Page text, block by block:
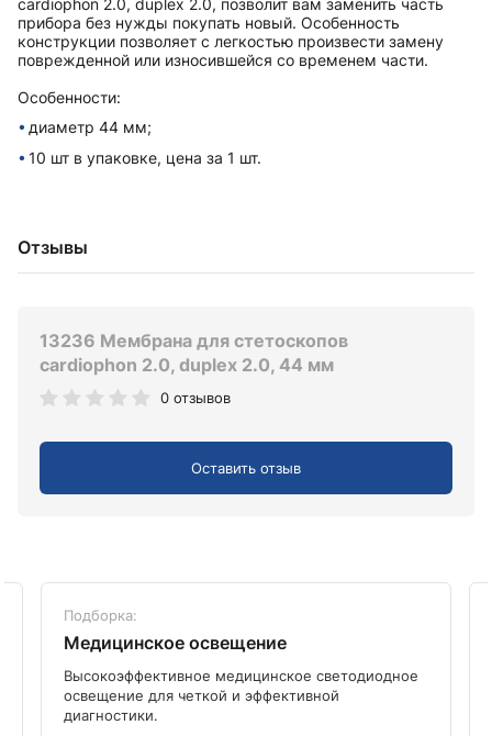
cardiophon 2.0, duplex 2.0, позволит вам заменить часть
прибора без нужды покупать новый. Особенность
конструкции позволяет с легкостью произвести замену
поврежденной или износившейся со временем части.
Особенности:
диаметр 44 мм;
10 шт в упаковке, цена за 1 шт.
Отзывы
13236 Мембрана для стетоскопов
cardiophon 2.0, duplex 2.0, 44 мм
0 отзывов
Оставить отзыв
Подборка:
Медицинское освещение
Высокоэффективное медицинское светодиодное
освещение для четкой и эффективной
диагностики.